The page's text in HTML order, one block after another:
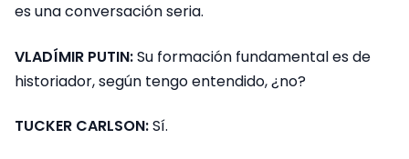
es una conversación seria.
VLADÍMIR PUTIN:Su formación fundamental es de
historiador, según tengo entendido, ¿no?
TUCKER CARLSON:Sí.